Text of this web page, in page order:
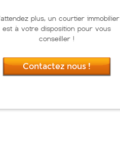
plus, un courtier immobilier
est à votre disposition pour vous
conseiller !
Contactez nous !